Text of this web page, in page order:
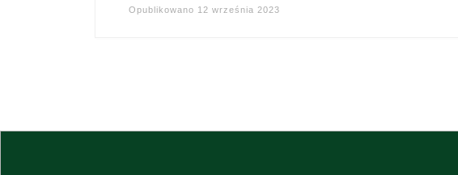
Opublikowano 12 września 2023